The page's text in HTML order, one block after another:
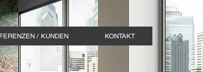
/ KUNDEN KONTAKT